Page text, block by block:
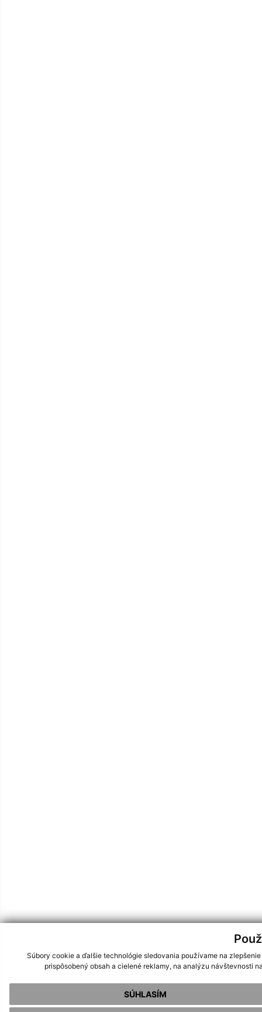
Súbory cookie a ďalšie technológie sledovania používame na
prispôsobený obsah a cielené reklamy, na analýzu návštevnosti
SÚHLASÍM